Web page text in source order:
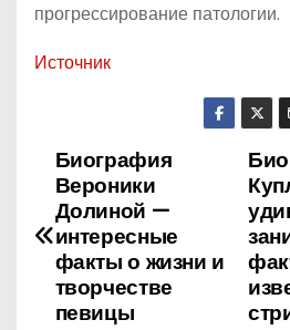
прогрессирование патологии.
Источник
Н
а
Биография
Вероники
Долиной —
интересные
факты о жизни и
творчестве
певицы